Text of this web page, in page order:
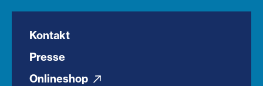
Kontakt
Presse
Onlineshop